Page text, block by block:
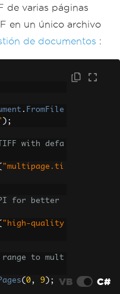
de varias páginas
en un único archivo
de documentos :
. FromFile
);
with defa
"multipage.ti
for better
"high-quality
to mult
( 0, 9 );
VB C#